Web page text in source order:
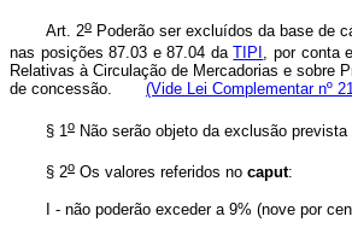
Art. 2o Poderão ser excluídos da base de
nas posições 87.03 e 87.04 daTIPI , por conta
Relativas à Circulação de Mercadorias e sobre
de concessão. (Vide Lei Complementar nº
§ 1o Não serão objeto da exclusão prevista
§ 2o Os valores referidos no caput:
I - não poderão exceder a 9% (nove por